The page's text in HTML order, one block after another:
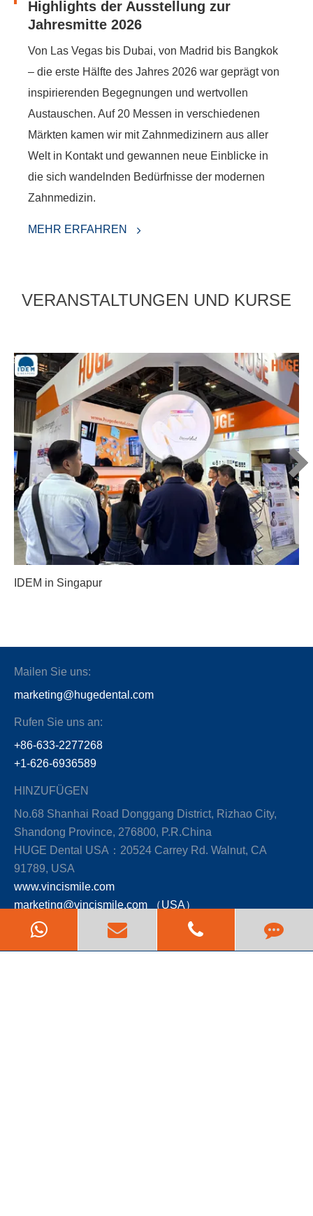
Highlights der Ausstellung zur
Jahresmitte 2026
Von Las Vegas bis Dubai, von Madrid bis Bangkok
– die erste Hälfte des Jahres 2026 war geprägt von
inspirierenden Begegnungen und wertvollen
Austauschen. Auf 20 Messen in verschiedenen
Märkten kamen wir mit Zahnmedizinern aus aller
Welt in Kontakt und gewannen neue Einblicke in
die sich wandelnden Bedürfnisse der modernen
Zahnmedizin.
MEHR ERFAHREN
VERANSTALTUNGEN UND KURSE
IDEM in Singapur
Mailen Sie uns:
marketing@hugedental.com
Rufen Sie uns an:
+86-633-2277268
+1-626-6936589
HINZUFÜGEN
No.68 Shanhai Road Donggang District, Rizhao City,
Shandong Province, 276800, P.R.China
HUGE Dental USA：20524 Carrey Rd. Walnut, CA
91789, USA
www.vincismile.com
marketing@vincismile.com （USA）
HUGE Dental Singapore: 987 Serangoon Road
Singapore (328147)